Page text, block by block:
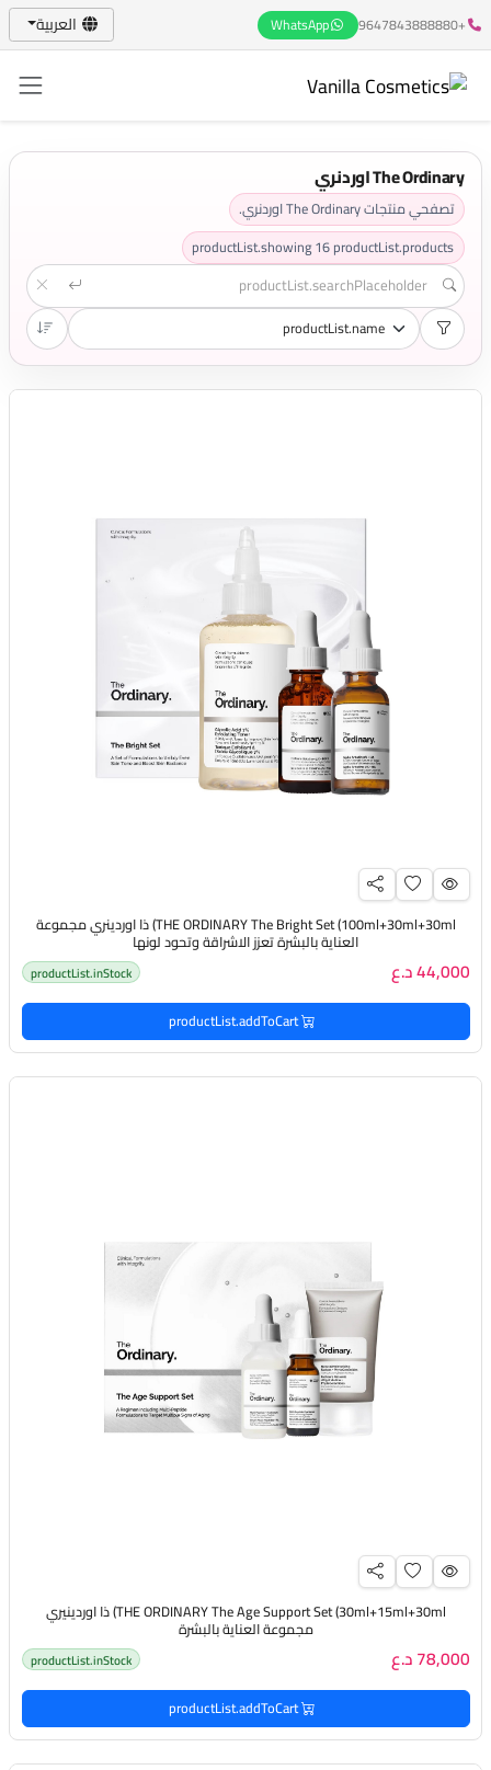
+9647843888880
WhatsApp العربية
The Ordinary اوردنري
تصفحي منتجات The Ordinary اوردنري.
productList.showing16productList.products
THE ORDINARY The Bright Set (100ml+30ml+30ml) ذا اوردينري مجموعة
العناية بالبشرة تعزز الاشراقة وتحود لونها
44,000 د.ع productList.inStock
productList.addToCart
THE ORDINARY The Age Support Set (30ml+15ml+30ml) ذا اوردينيري
مجموعة العناية بالبشرة
78,000 د.ع productList.inStock
productList.addToCart